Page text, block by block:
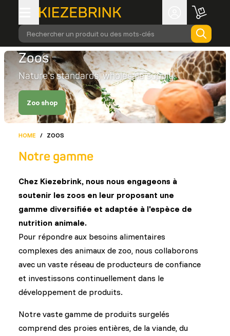
Rechercher un produit ou des mots-clés
Zoos
Nature’s standards, wholesale supply
Zoo shop
HOME / ZOOS
Notre gamme
Chez Kiezebrink, nous nous engageons à
soutenir les zoos en leur proposant une
gamme diversifiée et adaptée à l'espèce de
nutrition animale.
Pour répondre aux besoins alimentaires
complexes des animaux de zoo, nous collaborons
avec un vaste réseau de producteurs de confiance
et investissons continuellement dans le
développement de produits.
Notre vaste gamme de produits surgelés
comprend des proies entières, de la viande, du